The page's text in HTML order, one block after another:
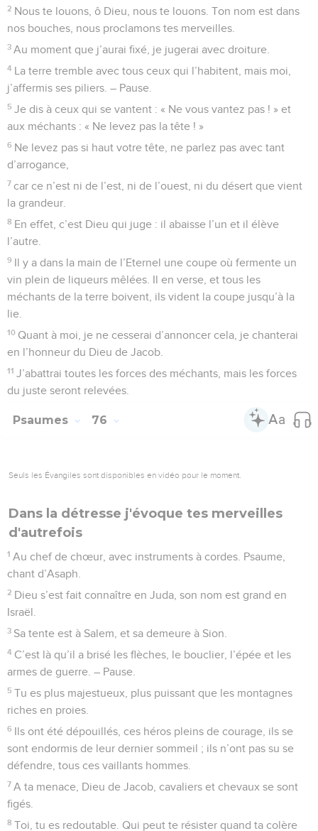
tu es le berger ?
2 Souviens-toi de ton peuple que tu as acquis autrefois, que
tu as racheté pour en faire une tribu qui t’appartienne !
Porte tes pas vers ces endroits toujours en ruine ! L’ennemi
tes adversaires ont rugi au milieu de ton temple ; ils ont
On les a vus pareils à ceux qui lèvent la hache dans une
quand ils ont brisé toutes les sculptures à coups de masses
Ils ont mis le feu à ton sanctuaire, ils ont abattu, profané la
Ils disaient dans leur cœur : « Traitons-les tous avec
violence ! » Ils ont brûlé dans le pays tous les lieux saints.
9 Nous ne voyons plus nos signes, il n’y a plus de prophète,
et personne parmi nous qui sache jusqu’à quand…
10 Jusqu’à quand, ô Dieu, l’adversaire va-t-il proférer ses
insultes, et l’ennemi mépriser sans cesse ton nom ?
11 Pourquoi retires-tu ta main, ta main droite ? Sors-la !
12
Dieu est mon roi depuis les temps anciens, lui qui
tu as écrasé la tête du léviathan, tu l’as donné pour
nourriture aux habitants du désert.
des fleuves qui n’arrêtaient jamais de couler.
16
A toi appartient le jour, à toi appartient la nuit ; tu as établi
la lune et le soleil.
17
l’hiver.
18 Souviens-toi que l’ennemi insulte l’Eternel et qu’un
peuple rempli de folie méprise ton nom !
19
Ne livre pas aux bêtes la vie de ta tourterelle, n’oublie pas
définitivement le sort des malheureux qui t’appartiennent,
20
prête attention à ton alliance, car les endroits retirés du
pays sont pleins de repaires de brigands !
21
Que l’opprimé ne fasse pas demi-tour, couvert de honte,
que le malheureux et le pauvre célèbrent ton nom !
22